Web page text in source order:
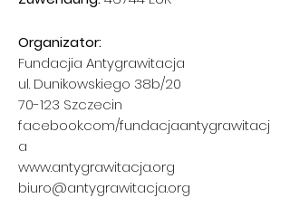
Organizator:
Fundacjia Antygrawitacja
ul. Dunikowskiego 38b/20
70-123 Szczecin
facebook.com/fundacjaantygrawitacj
a
www.antygrawitacja.org
biuro@antygrawitacja.org